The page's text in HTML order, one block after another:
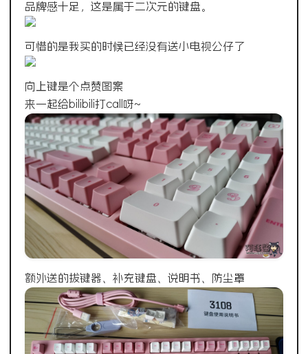
品牌感十足，这是属于二次元的键盘。
可惜的是我买的时候已经没有送小电视公仔了
向上键是个点赞图案
来一起给bilibili打call呀~
额外送的拔键器、补充键盘、说明书、防尘罩